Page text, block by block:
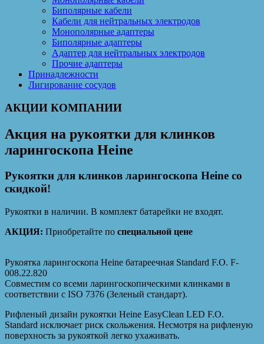
Биполярные кабели
Кабели для нейтральных электродов
Монополярные адаптеры
Биполярные адаптеры
Адаптер для нейтральных электродов
Прочие адаптеры
Принадлежности
Лигирование сосудов
АКЦИИ КОМПАНИИ
Акция на рукоятки для клинков
ларингоскопа Heine
Рукоятки для клинков ларингоскопа Heine со
скидкой!
Рукоятки в наличии. В комплект батарейки не входят.
АКЦИЯ: Приобретайте по специальной цене
Рукоятка ларингоскопа Heine батареечная Standard F.O. F-
008.22.820
Совместим со всеми ларингоскопическими клинками в
соответствии с ISO 7376 (Зеленый стандарт).
Рифленый дизайн рукоятки Heine EasyClean LED F.O.
Standard исключает риск скольжения. Несмотря на рифленую
поверхность за рукояткой легко ухаживать.